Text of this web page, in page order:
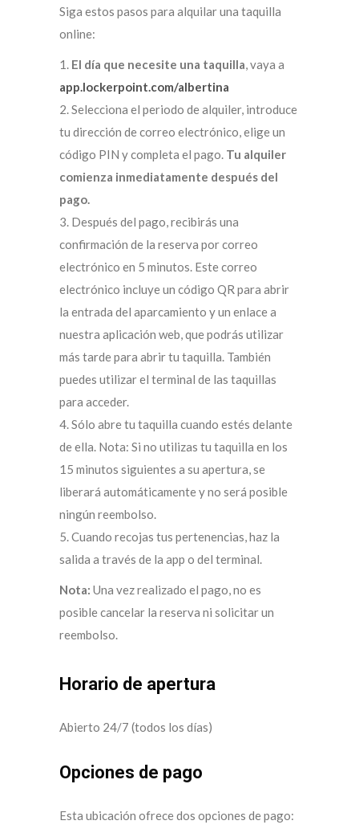
Siga estos pasos para alquilar una taquilla
online:
1. El día que necesite una taquilla, vaya a
app.lockerpoint.com/albertina
2. Selecciona el periodo de alquiler, introduce
tu dirección de correo electrónico, elige un
código PIN y completa el pago. Tu alquiler
comienza inmediatamente después del
pago.
3. Después del pago, recibirás una
confirmación de la reserva por correo
electrónico en 5 minutos. Este correo
electrónico incluye un código QR para abrir
la entrada del aparcamiento y un enlace a
nuestra aplicación web, que podrás utilizar
más tarde para abrir tu taquilla. También
puedes utilizar el terminal de las taquillas
para acceder.
4. Sólo abre tu taquilla cuando estés delante
de ella. Nota: Si no utilizas tu taquilla en los
15 minutos siguientes a su apertura, se
liberará automáticamente y no será posible
ningún reembolso.
5. Cuando recojas tus pertenencias, haz la
salida a través de la app o del terminal.
Nota: Una vez realizado el pago, no es
posible cancelar la reserva ni solicitar un
reembolso.
Horario de apertura
Abierto 24/7 (todos los días)
Opciones de pago
Esta ubicación ofrece dos opciones de pago: